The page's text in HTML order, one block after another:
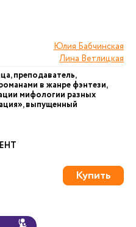
Юлия Бабчинская
Лина Ветлицкая
преподаватель,
в жанре фэнтези,
мифологии разных
выпущенный
Купить